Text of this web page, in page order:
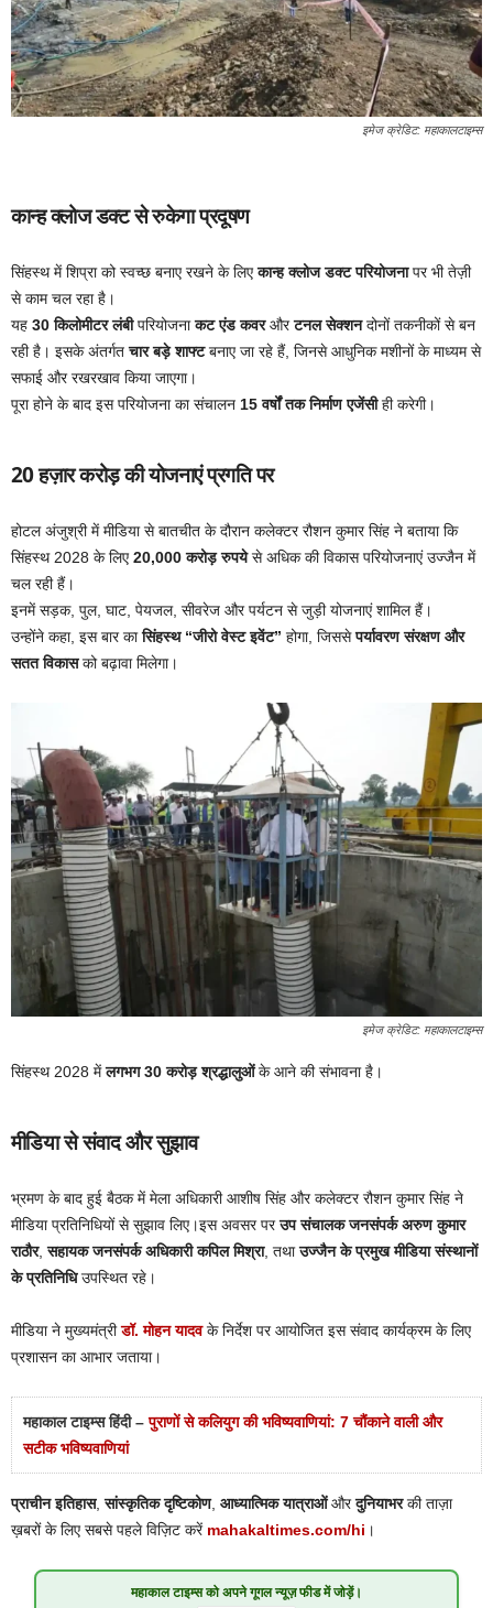
इमेज क्रेडिट: महाकालटाइम्स
कान्ह क्लोज डक्ट से रुकेगा प्रदूषण
सिंहस्थ में शिप्रा को स्वच्छ बनाए रखने के लिएकान्ह क्लोज डक्ट परियोजनापर भी तेज़ी
से काम चल रहा है।
यह 30 किलोमीटर लंबीपरियोजनाकट एंड कवरऔरटनल सेक्शनदोनों तकनीकों से बन
रही है। इसके अंतर्गतचार बड़े शाफ्टबनाए जा रहे हैं, जिनसे आधुनिक मशीनों के माध्यम से
सफाई और रखरखाव किया जाएगा।
पूरा होने के बाद इस परियोजना का संचालन 15 वर्षों तक निर्माण एजेंसीही करेगी।
20 हज़ार करोड़ की योजनाएं प्रगति पर
होटल अंजुश्री में मीडिया से बातचीत के दौरान कलेक्टर रौशन कुमार सिंह ने बताया कि
सिंहस्थ 2028 के लिए20,000 करोड़ रुपयेसे अधिक की विकास परियोजनाएं उज्जैन में
चल रही हैं।
इनमें सड़क, पुल, घाट, पेयजल, सीवरेज और पर्यटन से जुड़ी योजनाएं शामिल हैं।
उन्होंने कहा, इस बार कासिंहस्थ “जीरो वेस्ट इवेंट” होगा, जिससेपर्यावरण संरक्षण और
सतत विकासको बढ़ावा मिलेगा।
इमेज क्रेडिट: महाकालटाइम्स
सिंहस्थ 2028 मेंलगभग 30 करोड़ श्रद्धालुओंके आने की संभावना है।
मीडिया से संवाद और सुझाव
भ्रमण के बाद हुई बैठक में मेला अधिकारी आशीष सिंह और कलेक्टर रौशन कुमार सिंह ने
मीडिया प्रतिनिधियों से सुझाव लिए।इस अवसर परउप संचालक जनसंपर्क अरुण कुमार
राठौर,सहायक जनसंपर्क अधिकारी कपिल मिश्रा, तथाउज्जैन के प्रमुख मीडिया संस्थानों
के प्रतिनिधिउपस्थित रहे।
मीडिया ने मुख्यमंत्रीडॉ. मोहन यादवके निर्देश पर आयोजित इस संवाद कार्यक्रम के लिए
प्रशासन का आभार जताया।
महाकाल टाइम्स हिंदी –पुराणों से कलियुग की भविष्यवाणियां: 7 चौंकाने वाली और
सटीक भविष्यवाणियां
प्राचीन इतिहास,सांस्कृतिक दृष्टिकोण, आध्यात्मिक यात्राओंऔरदुनियाभरकी ताज़ा
ख़बरों के लिए सबसे पहले विज़िट करें mahakaltimes.com/hi ।
महाकाल टाइम्सको अपने गूगल न्यूज़ फीड में जोड़ें।